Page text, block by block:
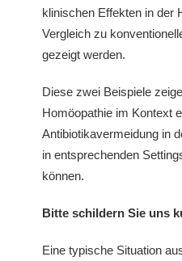
klinischen Effekten in der
Vergleich zu
gezeigt werden.
Diese zwei Beispiele
Homöopathie im Kontext
Antibiotikavermeidung in
in entsprechenden
können.
Bitte schildern Sie uns
Eine typische Situation